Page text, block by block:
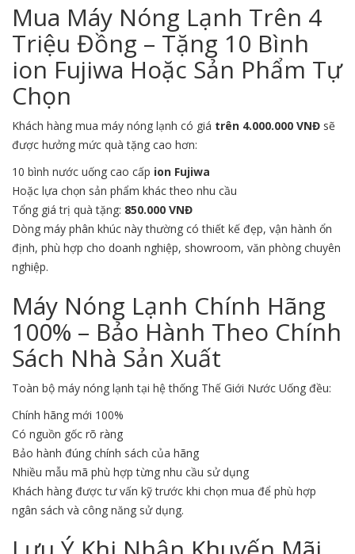
Mua Máy Nóng Lạnh Trên 4
Triệu Đồng – Tặng 10 Bình
ion Fujiwa Hoặc Sản Phẩm Tự
Chọn
Khách hàng mua máy nóng lạnh có giá trên 4.000.000 VNĐ sẽ
được hưởng mức quà tặng cao hơn:
10 bình nước uống cao cấp ion Fujiwa
Hoặc lựa chọn sản phẩm khác theo nhu cầu
Tổng giá trị quà tặng: 850.000 VNĐ
Dòng máy phân khúc này thường có thiết kế đẹp, vận hành ổn
định, phù hợp cho doanh nghiệp, showroom, văn phòng chuyên
nghiệp.
Máy Nóng Lạnh Chính Hãng
100% – Bảo Hành Theo Chính
Sách Nhà Sản Xuất
Toàn bộ máy nóng lạnh tại hệ thống Thế Giới Nước Uống đều:
Chính hãng mới 100%
Có nguồn gốc rõ ràng
Bảo hành đúng chính sách của hãng
Nhiều mẫu mã phù hợp từng nhu cầu sử dụng
Khách hàng được tư vấn kỹ trước khi chọn mua để phù hợp
ngân sách và công năng sử dụng.